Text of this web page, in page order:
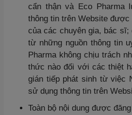
cẩn thận và Eco Pharma
thông tin trên Website
của các chuyên gia, bác
từ những nguồn thông tin
Pharma không chịu trách
thức nào đối với các thiệt
gián tiếp phát sinh từ việc
sử dụng thông tin trên
Toàn bộ nội dung được